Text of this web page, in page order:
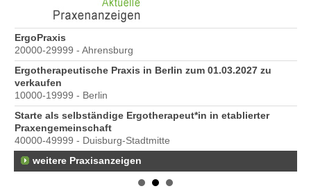
ErgoPraxis
20000-29999 - Ahrensburg
Ergotherapeutische Praxis in Berlin zum 01.03.2027 zu
verkaufen
10000-19999 - Berlin
Starte als selbständige Ergotherapeut*in in etablierter
Praxengemeinschaft
40000-49999 - Duisburg-Stadtmitte
weitere Praxisanzeigen